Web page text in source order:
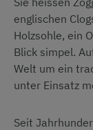
englischen
Holzsohle, ein
Blick simpel.
Welt um ein
unter Einsatz
Seit